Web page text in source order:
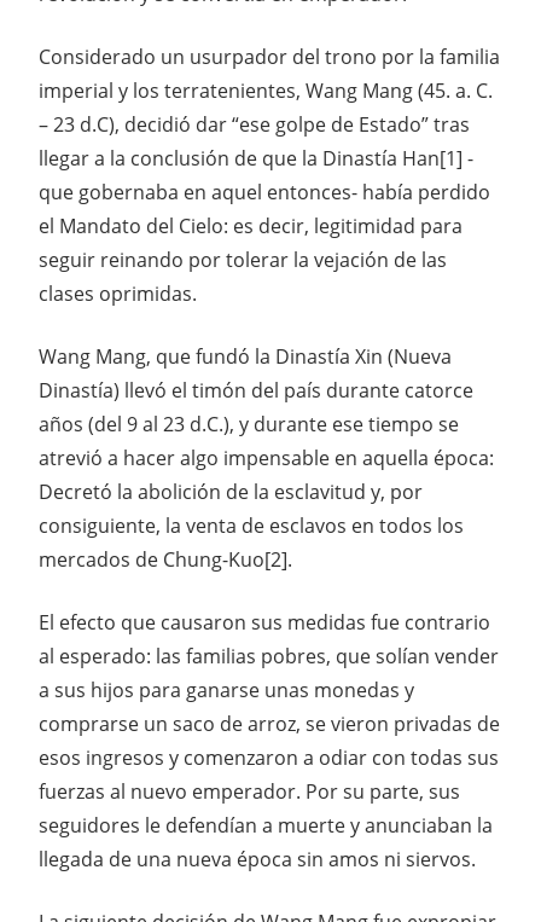
Considerado un usurpador del trono por la familia
imperial y los terratenientes, Wang Mang (45. a. C.
– 23 d.C), decidió dar “ese golpe de Estado” tras
llegar a la conclusión de que la Dinastía Han[1] -
que gobernaba en aquel entonces- había perdido
el Mandato del Cielo: es decir, legitimidad para
seguir reinando por tolerar la vejación de las
clases oprimidas.
Wang Mang, que fundó la Dinastía Xin (Nueva
Dinastía) llevó el timón del país durante catorce
años (del 9 al 23 d.C.), y durante ese tiempo se
atrevió a hacer algo impensable en aquella época:
Decretó la abolición de la esclavitud y, por
consiguiente, la venta de esclavos en todos los
mercados de Chung-Kuo[2].
El efecto que causaron sus medidas fue contrario
al esperado: las familias pobres, que solían vender
a sus hijos para ganarse unas monedas y
comprarse un saco de arroz, se vieron privadas de
esos ingresos y comenzaron a odiar con todas sus
fuerzas al nuevo emperador. Por su parte, sus
seguidores le defendían a muerte y anunciaban la
llegada de una nueva época sin amos ni siervos.